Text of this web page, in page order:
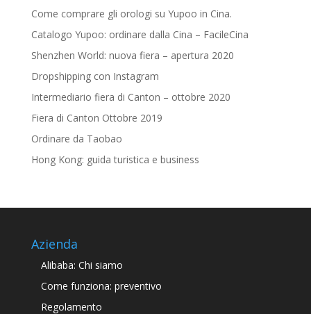
Come comprare gli orologi su Yupoo in Cina.
Catalogo Yupoo: ordinare dalla Cina – FacileCina
Shenzhen World: nuova fiera – apertura 2020
Dropshipping con Instagram
Intermediario fiera di Canton – ottobre 2020
Fiera di Canton Ottobre 2019
Ordinare da Taobao
Hong Kong: guida turistica e business
Azienda
Alibaba: Chi siamo
Come funziona: preventivo
Regolamento